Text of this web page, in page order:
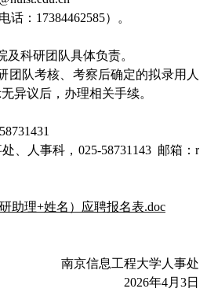
话： 17384462585）。
及科研团队具体负责。
团队考核、考察后确定的拟录用人
异议后，办理相关手续。
、人事科， 025-58731143 邮箱：r
助理+姓名）应聘报名表.doc
南京信息工程大学人事处
2026年4月 3日